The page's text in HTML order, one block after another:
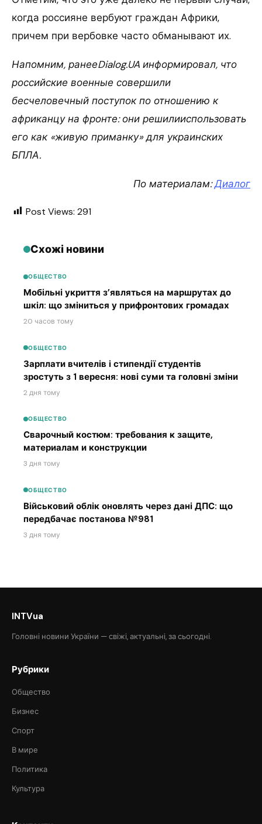
когда россияне вербуют граждан Африки,
причем при вербовке часто обманывают их.
Напомним, ранееDialog.UA информировал, что
российские военные совершили
бесчеловечный поступок по отношению к
африканцу на фронте: они решилииспользовать
его как «живую приманку» для украинских
БПЛА.
По материалам:Диалог
Post Views: 291
Схожі новини
ОБЩЕСТВО
Мобільні укриття з’являться на маршрутах до
шкіл: що зміниться у прифронтових громадах
20 часов тому
ОБЩЕСТВО
Зарплати вчителів і стипендії студентів
зростуть з 1 вересня: нові суми та головні зміни
2 дня тому
ОБЩЕСТВО
Сварочный костюм: требования к защите,
материалам и конструкции
3 дня тому
ОБЩЕСТВО
Військовий облік оновлять через дані ДПС: що
передбачає постанова №981
3 дня тому
INTVua
Головні новини України — свіжі, актуальні, за сьогодні.
Рубрики
Общество
Бизнес
Спорт
В мире
Политика
Культура